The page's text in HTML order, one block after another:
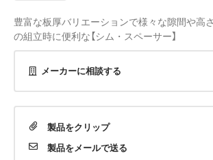
豊富な板厚バリエーションで様々な隙間や高
の組立時に便利な【シム・スペーサー】
メーカーに相談する
製品をクリップ
製品をメールで送る